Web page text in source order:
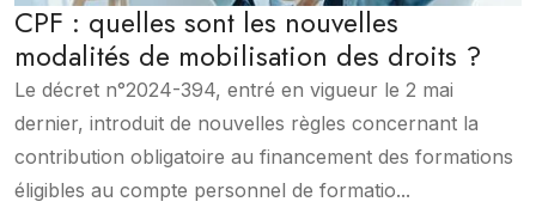
CPF : quelles sont les nouvelles
modalités de mobilisation des droits ?
Le décret n°2024-394, entré en vigueur le 2 mai
dernier, introduit de nouvelles règles concernant la
contribution obligatoire au financement des formations
éligibles au compte personnel de formatio...